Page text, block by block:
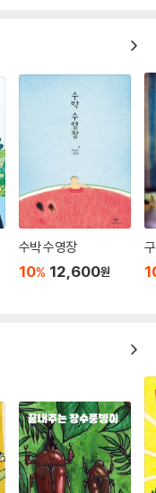
수박 수영장
10% 12,600원